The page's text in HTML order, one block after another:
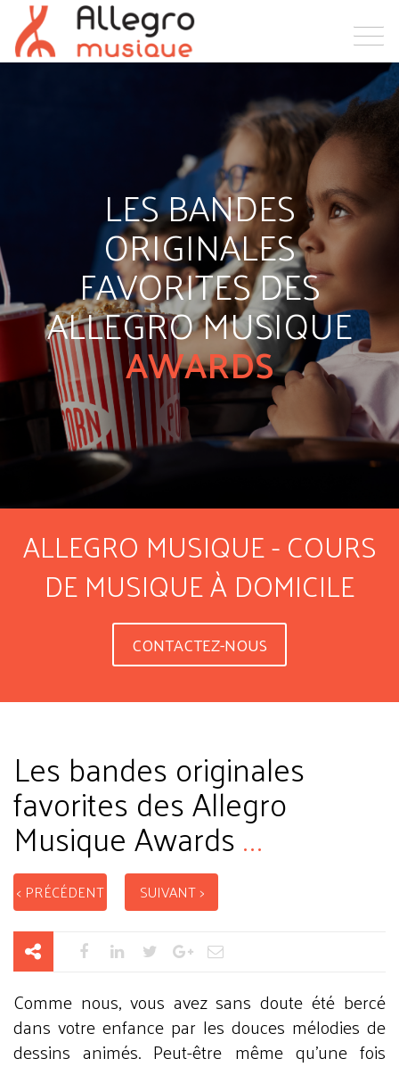
LES BANDES
ORIGINALES
FAVORITES DES
ALLEGRO MUSIQUE
AWARDS
ALLEGRO MUSIQUE - COURS
DE MUSIQUE À DOMICILE
CONTACTEZ-NOUS
Les bandes originales
favorites des Allegro
Musique Awards...
< PRÉCÉDENT SUIVANT >
Comme nous, vous avez sans doute été bercé
dans votre enfance par les douces mélodies de
dessins animés. Peut-être même qu’une fois